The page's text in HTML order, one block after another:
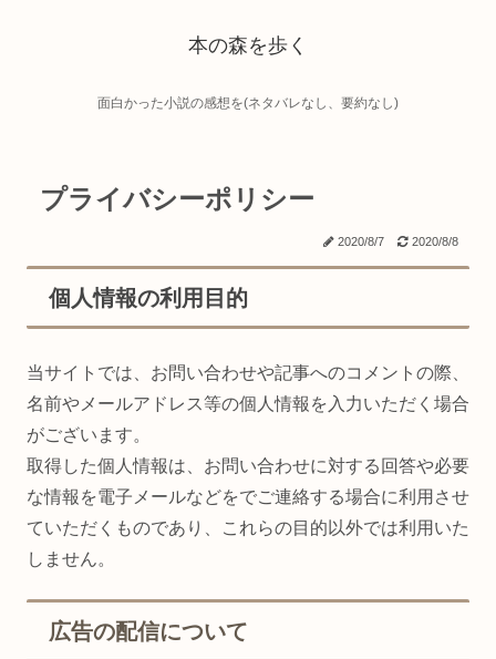
本の森を歩く
面白かった小説の感想を(ネタバレなし、要約なし)
プライバシーポリシー
2020/8/7 2020/8/8
個人情報の利用目的
当サイトでは、お問い合わせや記事へのコメントの際、
名前やメールアドレス等の個人情報を入力いただく場合
がございます。
取得した個人情報は、お問い合わせに対する回答や必要
な情報を電子メールなどをでご連絡する場合に利用させ
ていただくものであり、これらの目的以外では利用いた
しません。
広告の配信について